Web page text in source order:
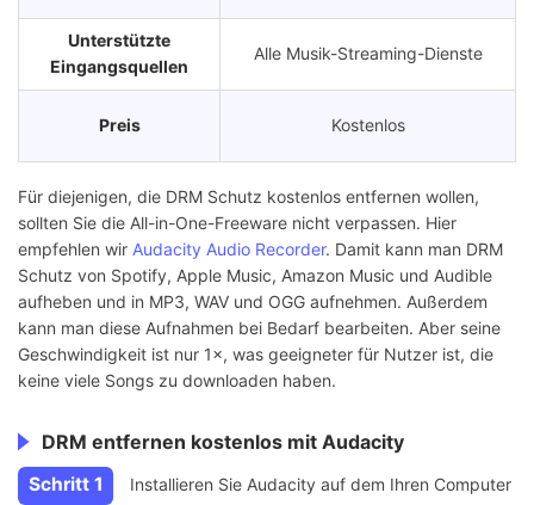
Unterstützte
Eingangsquellen
Alle Musik-Streaming-Dienste
Preis Kostenlos
Für diejenigen, die DRM Schutz kostenlos entfernen wollen,
sollten Sie die All-in-One-Freeware nicht verpassen. Hier
empfehlen wir Audacity Audio Recorder. Damit kann man DRM
Schutz von Spotify, Apple Music, Amazon Music und Audible
aufheben und in MP3, WAV und OGG aufnehmen. Außerdem
kann man diese Aufnahmen bei Bedarf bearbeiten. Aber seine
Geschwindigkeit ist nur 1×, was geeigneter für Nutzer ist, die
keine viele Songs zu downloaden haben.
DRM entfernen kostenlos mit Audacity
Schritt 1
Installieren Sie Audacity auf dem Ihren Computer